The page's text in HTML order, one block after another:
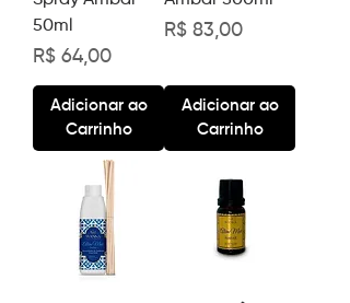
50ml
Preço
R$ 64,00
Adicionar ao
Carrinho
Preço
R$ 83,00
Adicionar ao
Carrinho